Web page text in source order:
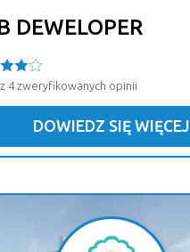
DEWELOPER
4 zweryfikowanych opinii
DOWIEDZ SIĘ WIĘCEJ